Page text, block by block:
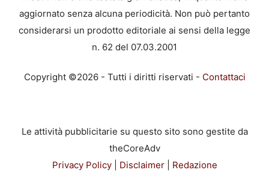
aggiornato senza alcuna periodicità. Non può pertanto
considerarsi un prodotto editoriale ai sensi della legge
n. 62 del 07.03.2001
Copyright ©2026 - Tutti i diritti riservati - Contattaci
Le attività pubblicitarie su questo sito sono gestite da
theCoreAdv
Privacy Policy| Disclaimer| Redazione